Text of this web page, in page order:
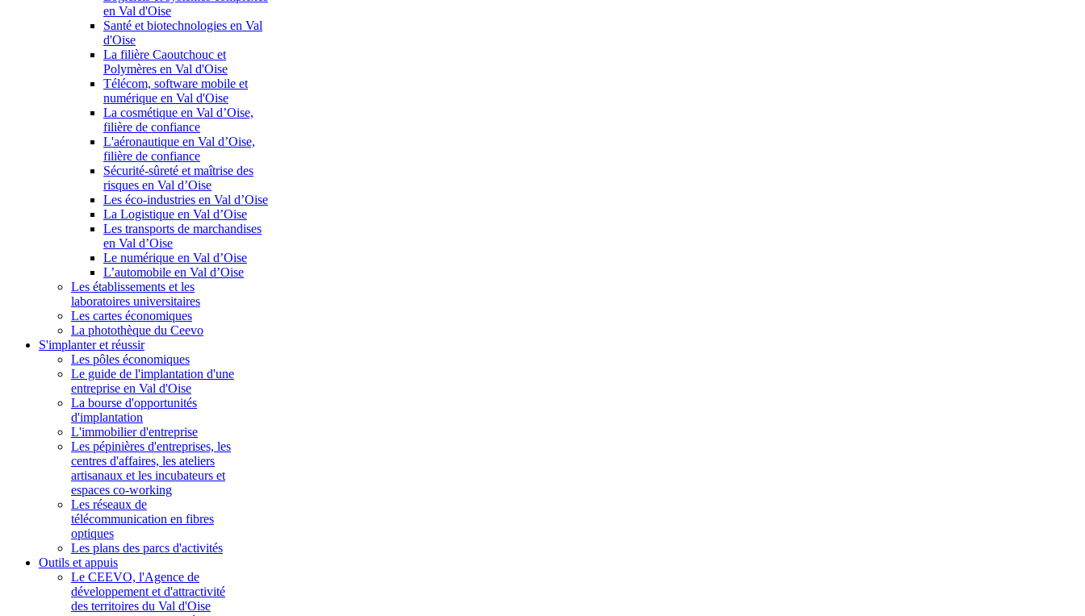
en Val d'Oise
Santé et biotechnologies en Val
d'Oise
La filière Caoutchouc et
Polymères en Val d'Oise
Télécom, software mobile et
numérique en Val d'Oise
La cosmétique en Val d’Oise,
filière de confiance
L'aéronautique en Val d’Oise,
filière de confiance
Sécurité-sûreté et maîtrise des
risques en Val d’Oise
Les éco-industries en Val d’Oise
La Logistique en Val d’Oise
Les transports de marchandises
en Val d’Oise
Le numérique en Val d’Oise
L’automobile en Val d’Oise
Les établissements et les
laboratoires universitaires
Les cartes économiques
La photothèque du Ceevo
S'implanter et réussir
Les pôles économiques
Le guide de l'implantation d'une
entreprise en Val d'Oise
La bourse d'opportunités
d'implantation
L'immobilier d'entreprise
Les pépinières d'entreprises, les
centres d'affaires, les ateliers
artisanaux et les incubateurs et
espaces co-working
Les réseaux de
télécommunication en fibres
optiques
Les plans des parcs d'activités
Outils et appuis
Le CEEVO, l'Agence de
développement et d'attractivité
des territoires du Val d'Oise